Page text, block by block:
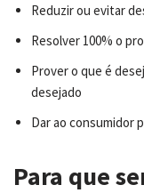
Reduzir ou evitar
Resolver 100% o
Prover o que é
desejado
Dar ao consumidor
Para que